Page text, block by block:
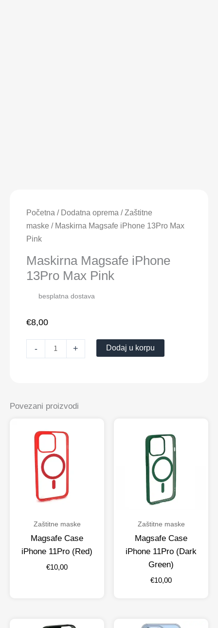
Početna / Dodatna oprema /Zaštitne
maske / Maskirna Magsafe iPhone 13Pro Max
Pink
Maskirna Magsafe iPhone
13Pro Max Pink
besplatna dostava
€8,00
-
Magsafe
iPhone
13Pro
Pink
količina
+ Dodaj u korpu
Povezani proizvodi
Zaštitne maske
Magsafe Case
iPhone 11Pro (Red)
€10,00
Zaštitne maske
Magsafe Case
iPhone 11Pro (Dark
Green)
€10,00